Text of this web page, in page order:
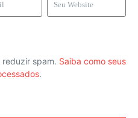
reduzir spam. Saiba como seus
.